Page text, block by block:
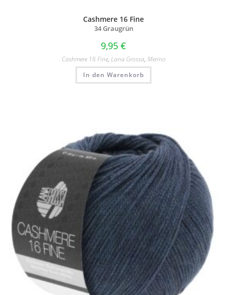
Cashmere 16 Fine
34 Graugrün
9,95 €
Cashmere 16 Fine, Lana Grossa, Merino
In den Warenkorb